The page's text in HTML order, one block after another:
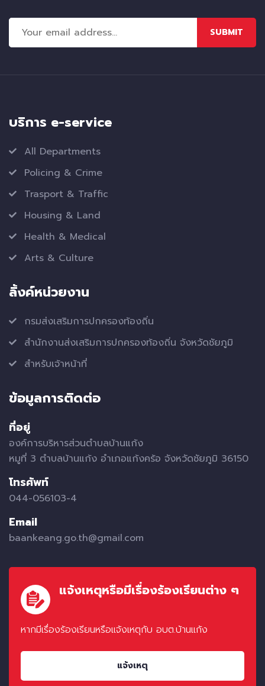
SUBMIT
บริการ e-service
All Departments
Policing & Crime
Trasport & Traffic
Housing & Land
Health & Medical
Arts & Culture
ลิ้งค์หน่วยงาน
กรมส่งเสริมการปกครองท้องถิ่น
สำนักงานส่งเสริมการปกครองท้องถิ่น จังหวัดชัยภูมิ
สำหรับเจ้าหน้าที่
ข้อมูลการติดต่อ
ที่อยู่
องค์การบริหารส่วนตำบลบ้านแก้ง
หมูที่ 3 ตำบลบ้านแก้ง อำเภอแก้งคร้อ จังหวัดชัยภูมิ 36150
โทรศัพท์
044-056103-4
Email
baankeang.go.th@gmail.com
แจ้งเหตุหรือมีเรื่องร้องเรียนต่าง ๆ
หากมีเรื่องร้องเรียนหรือแจ้งเหตุกับ อบต.บ้านแก้ง
แจ้งเหตุ